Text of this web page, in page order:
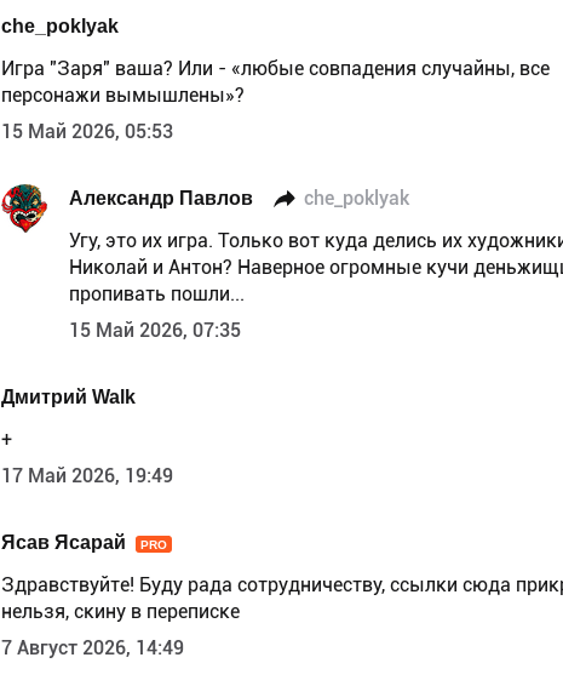
che_poklyak
Игра "Заря" ваша? Или - «любые совпадения случайны, все
персонажи вымышлены»?
15 Май 2026, 05:53
Александр Павлов
che_poklyak
Угу, это их игра. Только вот куда делись их
Николай и Антон? Наверное огромные кучи
пропивать пошли...
15 Май 2026, 07:35
Дмитрий Walk
+
17 Май 2026, 19:49
Ясав Ясарай PRO
Здравствуйте! Буду рада сотрудничеству, ссылки сюда
нельзя, скину в переписке
7 Август 2026, 14:49